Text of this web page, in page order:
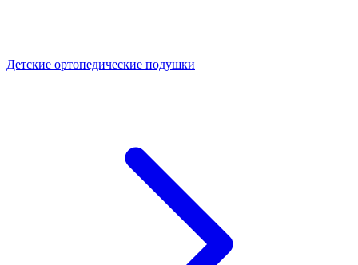
Детские ортопедические подушки